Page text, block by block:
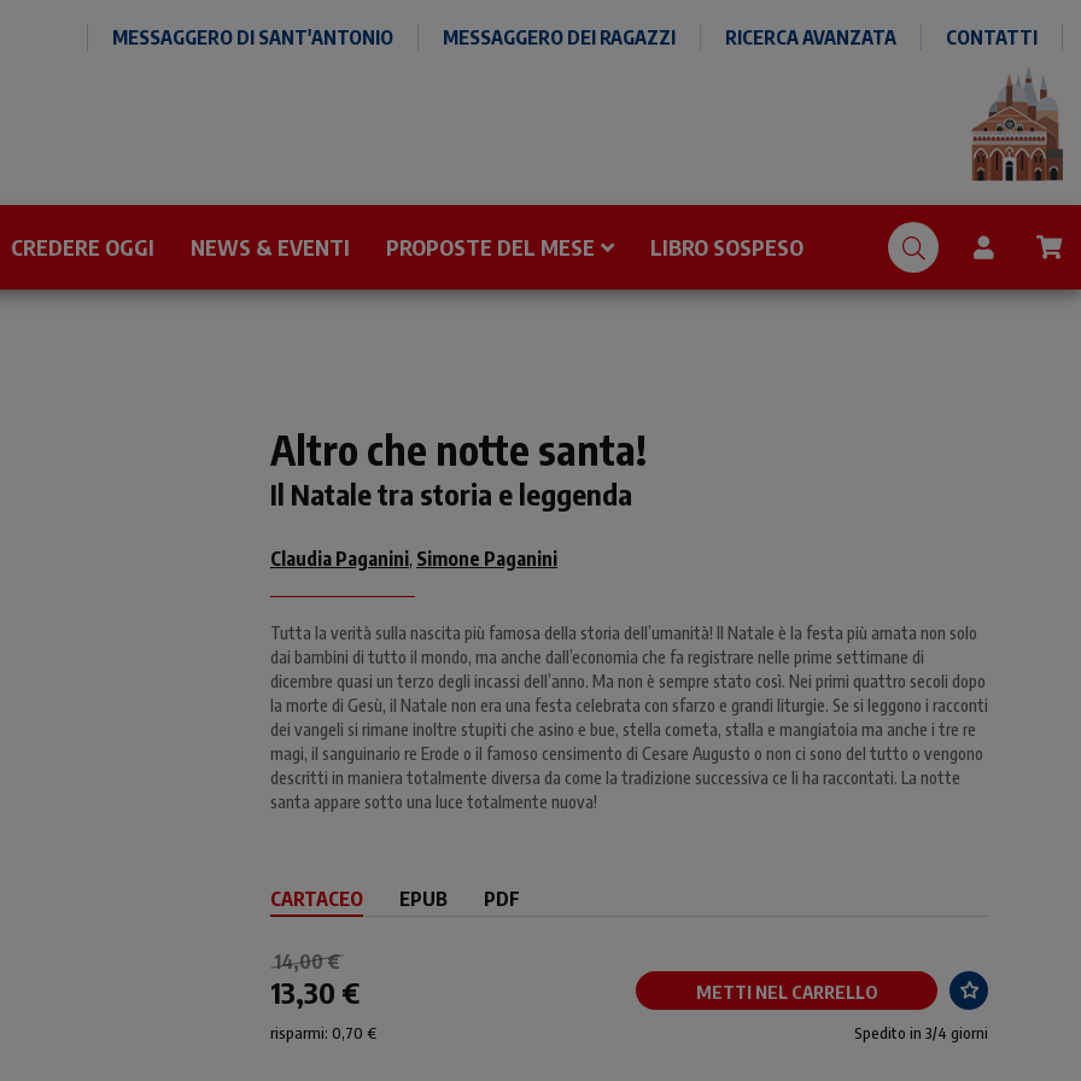
MESSAGGERO DI SANT'ANTONIO MESSAGGERO DEI RAGAZZI RICERCA AVANZATA CONTATTI
CREDERE OGGI NEWS & EVENTI PROPOSTE DEL MESE LIBRO SOSPESO
Altro che notte santa!
Il Natale tra storia e leggenda
Claudia Paganini, Simone Paganini
Tutta la verità sulla nascita più famosa della storia dell’umanità! Il Natale è la festa più amata non solo
dai bambini di tutto il mondo, ma anche dall’economia che fa registrare nelle prime settimane di
dicembre quasi un terzo degli incassi dell’anno. Ma non è sempre stato così. Nei primi quattro secoli dopo
la morte di Gesù, il Natale non era una festa celebrata con sfarzo e grandi liturgie. Se si leggono i racconti
dei vangeli si rimane inoltre stupiti che asino e bue, stella cometa, stalla e mangiatoia ma anche i tre re
magi, il sanguinario re Erode o il famoso censimento di Cesare Augusto o non ci sono del tutto o vengono
descritti in maniera totalmente diversa da come la tradizione successiva ce li ha raccontati. La notte
santa appare sotto una luce totalmente nuova!
CARTACEO EPUB PDF
14,00 €
13,30 € METTI NEL CARRELLO
risparmi: 0,70 € Spedito in 3/4 giorni